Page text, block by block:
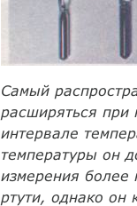
Самый
расширяться при
интервале
температуры он
измерения более
ртути, однако он